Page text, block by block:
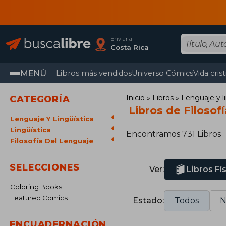
Enviar a
Costa Rica
MENÚ Libros más vendidosUniverso CómicsVida
CATEGORÍA
Lenguaje Y Lingüística
Lingüística
Filosofía Del Lenguaje
SELECCIONES
Coloring Books
Featured Comics
Inicio Libros Lenguaje y
Libros de
Encontramos 731 Libros
Ver: Libros
Estado: Todos